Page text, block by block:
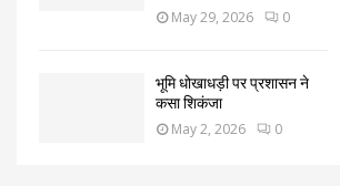
May 29, 2026 0
भूमि धोखाधड़ी पर प्रशासन ने
कसा शिकंजा
May 2, 2026 0